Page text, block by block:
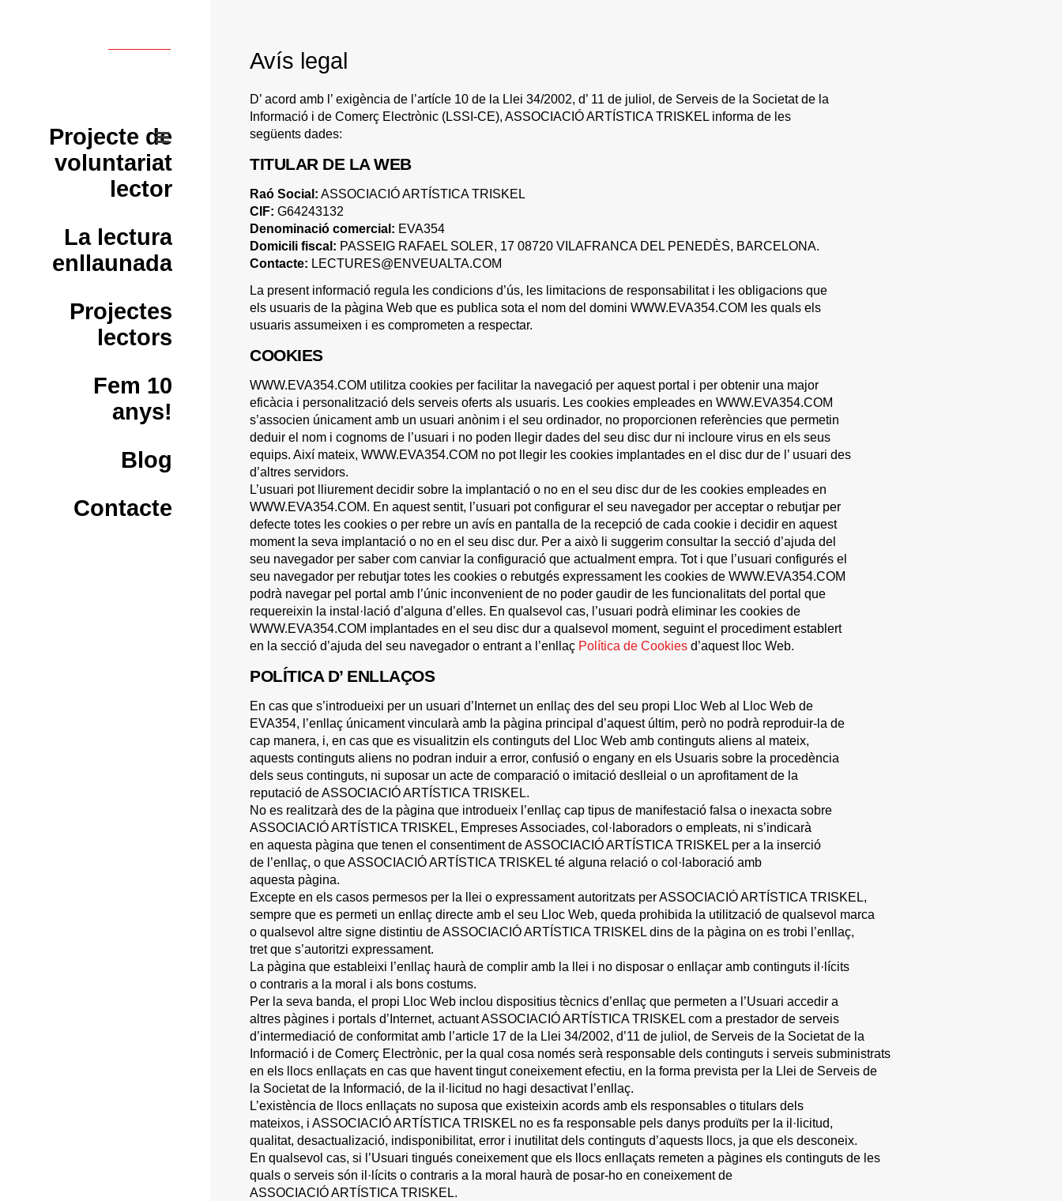
Projecte de
voluntariat
lector
La lectura
enllaunada
Projectes
lectors
Fem 10
anys!
Blog
Contacte
Avís legal
D’ acord amb l’ exigència de l’artícle 10 de la Llei 34/2002, d’ 11 de juliol, de Serveis de la Societat de la
Informació i de Comerç Electrònic (LSSI-CE), ASSOCIACIÓ ARTÍSTICA TRISKEL informa de les
següents dades:
TITULAR DE LA WEB
Raó Social: ASSOCIACIÓ ARTÍSTICA TRISKEL
CIF: G64243132
Denominació comercial: EVA354
Domicili fiscal: PASSEIG RAFAEL SOLER, 17 08720 VILAFRANCA DEL PENEDÈS, BARCELONA.
Contacte: LECTURES@ENVEUALTA.COM
La present informació regula les condicions d’ús, les limitacions de responsabilitat i les obligacions que
els usuaris de la pàgina Web que es publica sota el nom del domini WWW.EVA354.COM les quals els
usuaris assumeixen i es comprometen a respectar.
COOKIES
WWW.EVA354.COM utilitza cookies per facilitar la navegació per aquest portal i per obtenir una major
eficàcia i personalització dels serveis oferts als usuaris. Les cookies empleades en WWW.EVA354.COM
s’associen únicament amb un usuari anònim i el seu ordinador, no proporcionen referències que permetin
deduir el nom i cognoms de l’usuari i no poden llegir dades del seu disc dur ni incloure virus en els seus
equips. Així mateix, WWW.EVA354.COM no pot llegir les cookies implantades en el disc dur de l’ usuari des
d’altres servidors.
L’usuari pot lliurement decidir sobre la implantació o no en el seu disc dur de les cookies empleades en
WWW.EVA354.COM. En aquest sentit, l’usuari pot configurar el seu navegador per acceptar o rebutjar per
defecte totes les cookies o per rebre un avís en pantalla de la recepció de cada cookie i decidir en aquest
moment la seva implantació o no en el seu disc dur. Per a això li suggerim consultar la secció d’ajuda del
seu navegador per saber com canviar la configuració que actualment empra. Tot i que l’usuari configurés el
seu navegador per rebutjar totes les cookies o rebutgés expressament les cookies de WWW.EVA354.COM
podrà navegar pel portal amb l’únic inconvenient de no poder gaudir de les funcionalitats del portal que
requereixin la instal·lació d’alguna d’elles. En qualsevol cas, l’usuari podrà eliminar les cookies de
WWW.EVA354.COM implantades en el seu disc dur a qualsevol moment, seguint el procediment establert
en la secció d’ajuda del seu navegador o entrant a l’enllaç Política de Cookies d’aquest lloc Web.
POLÍTICA D’ ENLLAÇOS
En cas que s’introdueixi per un usuari d’Internet un enllaç des del seu propi Lloc Web al Lloc Web de
EVA354, l’enllaç únicament vincularà amb la pàgina principal d’aquest últim, però no podrà reproduir-la de
cap manera, i, en cas que es visualitzin els continguts del Lloc Web amb continguts aliens al mateix,
aquests continguts aliens no podran induir a error, confusió o engany en els Usuaris sobre la procedència
dels seus continguts, ni suposar un acte de comparació o imitació deslleial o un aprofitament de la
reputació de ASSOCIACIÓ ARTÍSTICA TRISKEL.
No es realitzarà des de la pàgina que introdueix l’enllaç cap tipus de manifestació falsa o inexacta sobre
ASSOCIACIÓ ARTÍSTICA TRISKEL, Empreses Associades, col·laboradors o empleats, ni s’indicarà
en aquesta pàgina que tenen el consentiment de ASSOCIACIÓ ARTÍSTICA TRISKEL per a la inserció
de l’enllaç, o que ASSOCIACIÓ ARTÍSTICA TRISKEL té alguna relació o col·laboració amb
aquesta pàgina.
Excepte en els casos permesos per la llei o expressament autoritzats per ASSOCIACIÓ ARTÍSTICA TRISKEL,
sempre que es permeti un enllaç directe amb el seu Lloc Web, queda prohibida la utilització de qualsevol marca
o qualsevol altre signe distintiu de ASSOCIACIÓ ARTÍSTICA TRISKEL dins de la pàgina on es trobi l’enllaç,
tret que s’autoritzi expressament.
La pàgina que estableixi l’enllaç haurà de complir amb la llei i no disposar o enllaçar amb continguts il·lícits
o contraris a la moral i als bons costums.
Per la seva banda, el propi Lloc Web inclou dispositius tècnics d’enllaç que permeten a l’Usuari accedir a
altres pàgines i portals d’Internet, actuant ASSOCIACIÓ ARTÍSTICA TRISKEL com a prestador de serveis
d’intermediació de conformitat amb l’article 17 de la Llei 34/2002, d’11 de juliol, de Serveis de la Societat de la
Informació i de Comerç Electrònic, per la qual cosa només serà responsable dels continguts i serveis subministrats
en els llocs enllaçats en cas que havent tingut coneixement efectiu, en la forma prevista per la Llei de Serveis de
la Societat de la Informació, de la il·licitud no hagi desactivat l’enllaç.
L’existència de llocs enllaçats no suposa que existeixin acords amb els responsables o titulars dels
mateixos, i ASSOCIACIÓ ARTÍSTICA TRISKEL no es fa responsable pels danys produïts per la il·licitud,
qualitat, desactualizació, indisponibilitat, error i inutilitat dels continguts d’aquests llocs, ja que els desconeix.
En qualsevol cas, si l’Usuari tingués coneixement que els llocs enllaçats remeten a pàgines els continguts de les
quals o serveis són il·lícits o contraris a la moral haurà de posar-ho en coneixement de
ASSOCIACIÓ ARTÍSTICA TRISKEL.